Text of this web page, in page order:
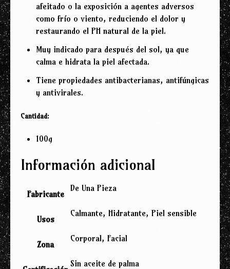
afeitado o la exposición a agentes adversos
como frío o viento, reduciendo el dolor y
restaurando el PH natural de la piel.
Muy indicado para después del sol, ya que
calma e hidrata la piel afectada.
Tiene propiedades antibacterianas, antifúngicas
y antivirales.
Cantidad:
100g
Información adicional
Fabricante
De Una Pieza
Usos
Calmante, Hidratante, Piel sensible
Zona
Corporal, Facial
Sin aceite de palma